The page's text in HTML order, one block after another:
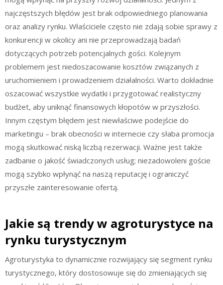
najczęstszych błędów jest brak odpowiedniego planowania
oraz analizy rynku. Właściciele często nie zdają sobie sprawy z
konkurencji w okolicy ani nie przeprowadzają badań
dotyczących potrzeb potencjalnych gości. Kolejnym
problemem jest niedoszacowanie kosztów związanych z
uruchomieniem i prowadzeniem działalności. Warto dokładnie
oszacować wszystkie wydatki i przygotować realistyczny
budżet, aby uniknąć finansowych kłopotów w przyszłości.
Innym częstym błędem jest niewłaściwe podejście do
marketingu – brak obecności w internecie czy słaba promocja
mogą skutkować niską liczbą rezerwacji. Ważne jest także
zadbanie o jakość świadczonych usług; niezadowoleni goście
mogą szybko wpłynąć na naszą reputację i ograniczyć
przyszłe zainteresowanie ofertą.
Jakie są trendy w agroturystyce na
rynku turystycznym
Agroturystyka to dynamicznie rozwijający się segment rynku
turystycznego, który dostosowuje się do zmieniających się